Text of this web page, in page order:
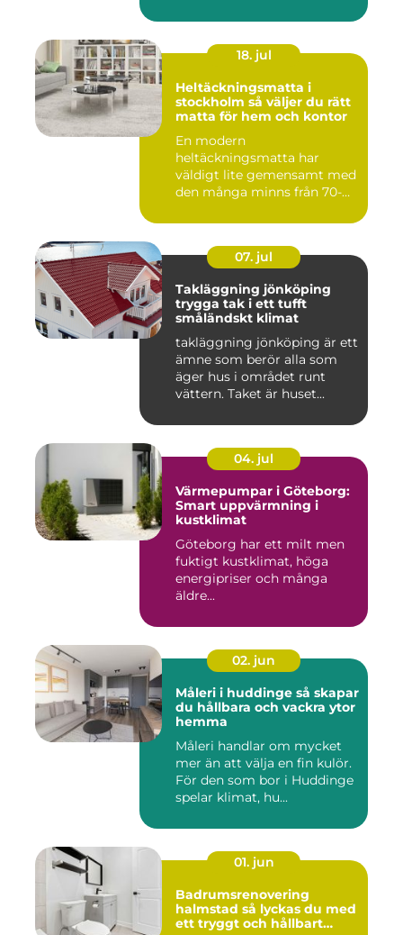
18. jul
Heltäckningsmatta i
stockholm så väljer du rätt
matta för hem och kontor
En modern
heltäckningsmatta har
väldigt lite gemensamt med
den många minns från 70-
07. jul
Takläggning jönköping
trygga tak i ett tufft
småländskt klimat
takläggning jönköping är ett
ämne som berör alla som
äger hus i området runt
vättern. Taket är huset...
04. jul
Värmepumpar i Göteborg:
Smart uppvärmning i
kustklimat
Göteborg har ett milt men
fuktigt kustklimat, höga
energipriser och många
äldre...
02. jun
Måleri i huddinge så skapar
du hållbara och vackra ytor
hemma
Måleri handlar om mycket
mer än att välja en fin kulör.
För den som bor i Huddinge
spelar klimat, hu...
01. jun
Badrumsrenovering
halmstad så lyckas du med
ett tryggt och hållbart